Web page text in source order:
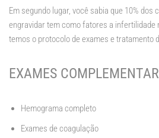
Em segundo lugar, você sabia que 10%
engravidar tem como fatores a infertilidade
temos o protocolo de exames e tratamento
EXAMES
Hemograma completo
Exames de coagulação